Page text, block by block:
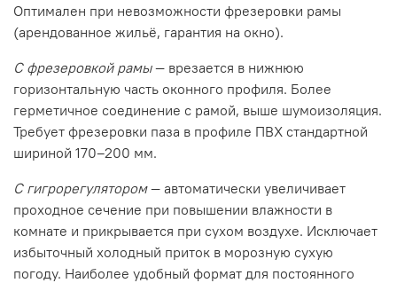
Оптимален при невозможности фрезеровки рамы
(арендованное жильё, гарантия на окно).
С фрезеровкой рамы— врезается в нижнюю
горизонтальную часть оконного профиля. Более
герметичное соединение с рамой, выше шумоизоляция.
Требует фрезеровки паза в профиле ПВХ стандартной
шириной 170–200 мм.
С гигрорегулятором— автоматически увеличивает
проходное сечение при повышении влажности в
комнате и прикрывается при сухом воздухе. Исключает
избыточный холодный приток в морозную сухую
погоду. Наиболее удобный формат для постоянного